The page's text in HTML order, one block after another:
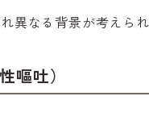
異なる背景が考えら
嘔吐）